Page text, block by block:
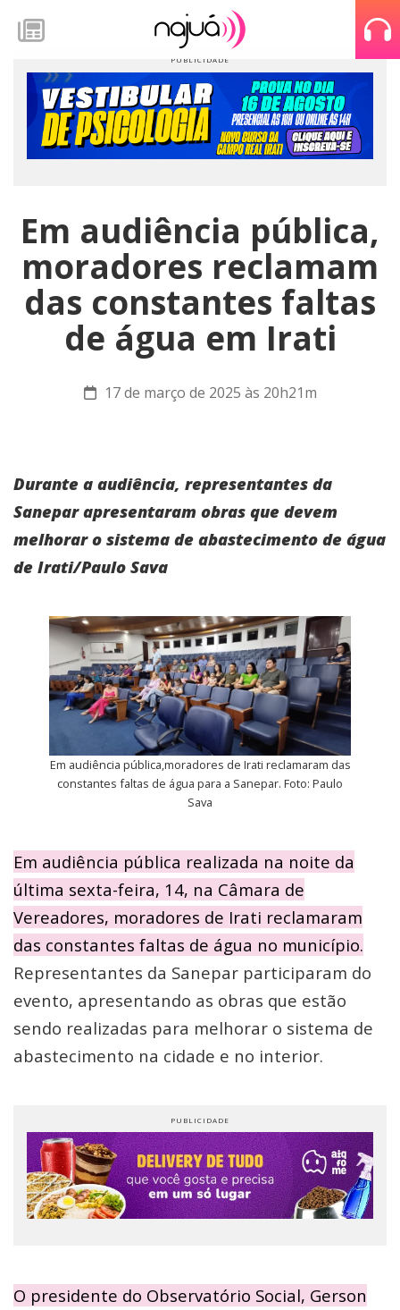
Em audiência pública,
moradores reclamam
das constantes faltas
de água em Irati
17 de março de 2025 às 20h21m
Durante a audiência, representantes da
Sanepar apresentaram obras que devem
melhorar o sistema de abastecimento de água
de Irati/Paulo Sava
Em audiência pública,moradores de Irati reclamaram das
constantes faltas de água para a Sanepar. Foto: Paulo
Sava
Em audiência pública realizada na noite da
última sexta-feira, 14, na Câmara de
Vereadores, moradores de Irati reclamaram
das constantes faltas de água no município.
Representantes da Sanepar participaram do
evento, apresentando as obras que estão
sendo realizadas para melhorar o sistema de
abastecimento na cidade e no interior.
O presidente do Observatório Social, Gerson